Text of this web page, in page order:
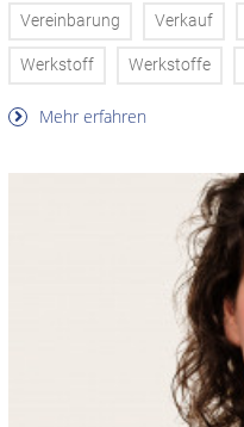
Vereinbarung Verkauf
Werkstoff Werkstoffe
Mehr erfahren